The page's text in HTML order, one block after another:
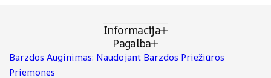
Informacija
Pagalba
Barzdos Auginimas: Naudojant Barzdos Priežiūros
Priemones